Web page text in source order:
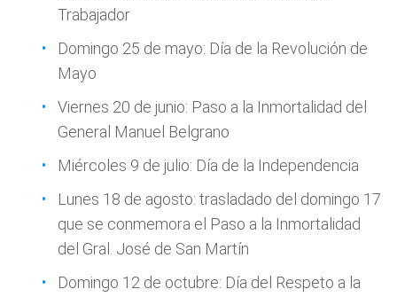
Trabajador
Domingo 25 de mayo: Día de la Revolución de
Mayo
Viernes 20 de junio: Paso a la Inmortalidad del
General Manuel Belgrano
Miércoles 9 de julio: Día de la Independencia
Lunes 18 de agosto: trasladado del domingo 17
que se conmemora el Paso a la Inmortalidad
del Gral. José de San Martín
Domingo 12 de octubre: Día del Respeto a la